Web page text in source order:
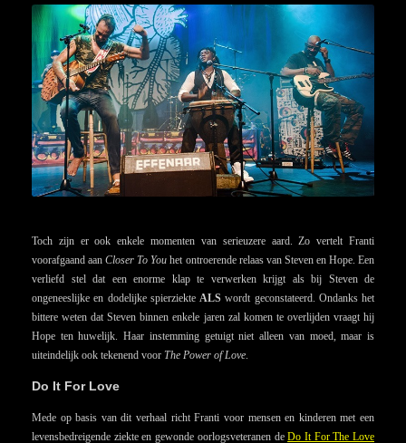
Toch zijn er ook enkele momenten van serieuzere aard. Zo vertelt Franti
voorafgaand aanCloser To You het ontroerende relaas van Steven en Hope. Een
verliefd stel dat een enorme klap te verwerken krijgt als bij Steven de
ongeneeslijke en dodelijke spierziekte ALS wordt geconstateerd. Ondanks het
bittere weten dat Steven binnen enkele jaren zal komen te overlijden vraagt hij
Hope ten huwelijk. Haar instemming getuigt niet alleen van moed, maar is
uiteindelijk ook tekenend voor The Power of Love
Do It For Love
Mede op basis van dit verhaal richt Franti voor mensen en kinderen met een
levensbedreigende ziekte en gewonde oorlogsveteranen deDo It For The Love